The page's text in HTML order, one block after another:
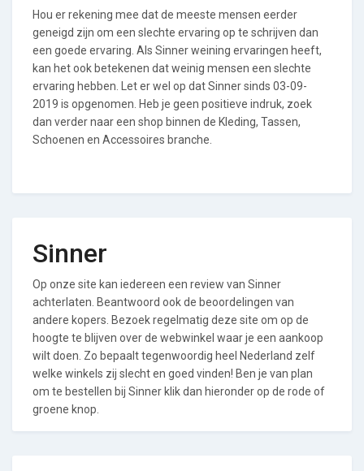
Hou er rekening mee dat de meeste mensen eerder
geneigd zijn om een slechte ervaring op te schrijven dan
een goede ervaring. Als Sinner weining ervaringen heeft,
kan het ook betekenen dat weinig mensen een slechte
ervaring hebben. Let er wel op dat Sinner sinds 03-09-
2019 is opgenomen. Heb je geen positieve indruk, zoek
dan verder naar een shop binnen de Kleding, Tassen,
Schoenen en Accessoires branche.
Sinner
Op onze site kan iedereen een review van Sinner
achterlaten. Beantwoord ook de beoordelingen van
andere kopers. Bezoek regelmatig deze site om op de
hoogte te blijven over de webwinkel waar je een aankoop
wilt doen. Zo bepaalt tegenwoordig heel Nederland zelf
welke winkels zij slecht en goed vinden! Ben je van plan
om te bestellen bij Sinner klik dan hieronder op de rode of
groene knop.